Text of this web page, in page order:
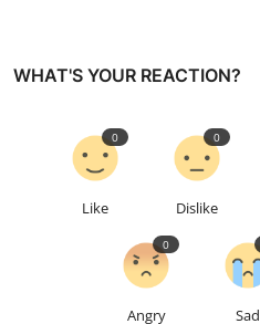
WHAT'S YOUR REACTION?
Like
0
Dislike
0
Angry
0
Sad